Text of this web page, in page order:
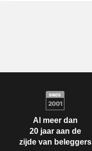
Al meer dan
20 jaar aan de
zijde van beleggers